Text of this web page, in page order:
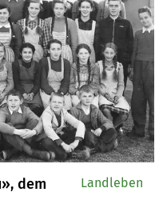
dem
Landleben